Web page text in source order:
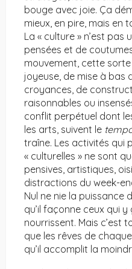
bouge avec joie. Ça
mieux, en pire, mais en
La « culture » n’est
pensées et de
mouvement, cette
joyeuse, de mise à bas
croyances, de
raisonnables ou
conflit perpétuel dont
les arts, suivent le
traîne. Les activités qui
« culturelles » ne sont
pensives, artistiques,
distractions du week-
Nul ne nie la puissance
qu’il façonne ceux qui y
nourrissent. Mais c’est
que les rêves de
qu’il accomplit la